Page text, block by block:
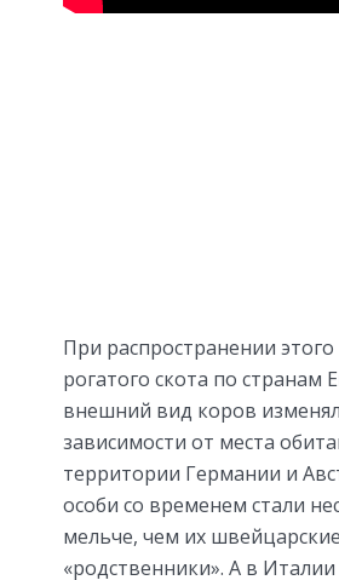
При распространении этого
рогатого скота по странам
внешний вид коров
зависимости от места
территории Германии и
особи со временем стали
мельче, чем их швейцарские
«родственники». А в